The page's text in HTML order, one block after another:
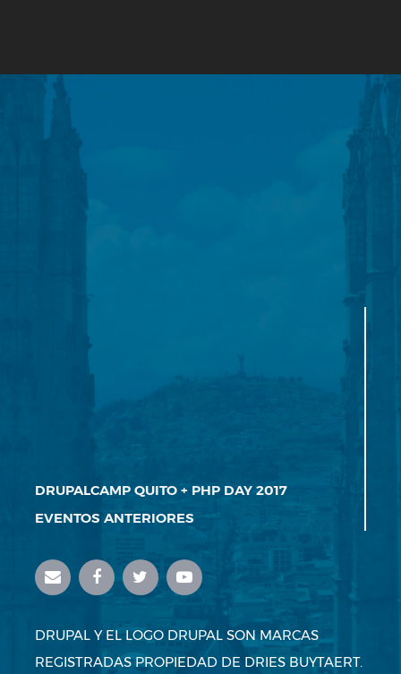
DRUPALCAMP QUITO + PHP DAY 2017
EVENTOS ANTERIORES
DRUPAL Y EL LOGO DRUPAL SON MARCAS
REGISTRADAS PROPIEDAD DE DRIES BUYTAERT.